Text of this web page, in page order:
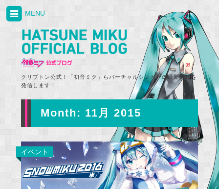
クリプトン公式！「初音ミク」らバーチャルシンガーの最新情報を
発信します！
MENU
Month: 11月 2015
イベント